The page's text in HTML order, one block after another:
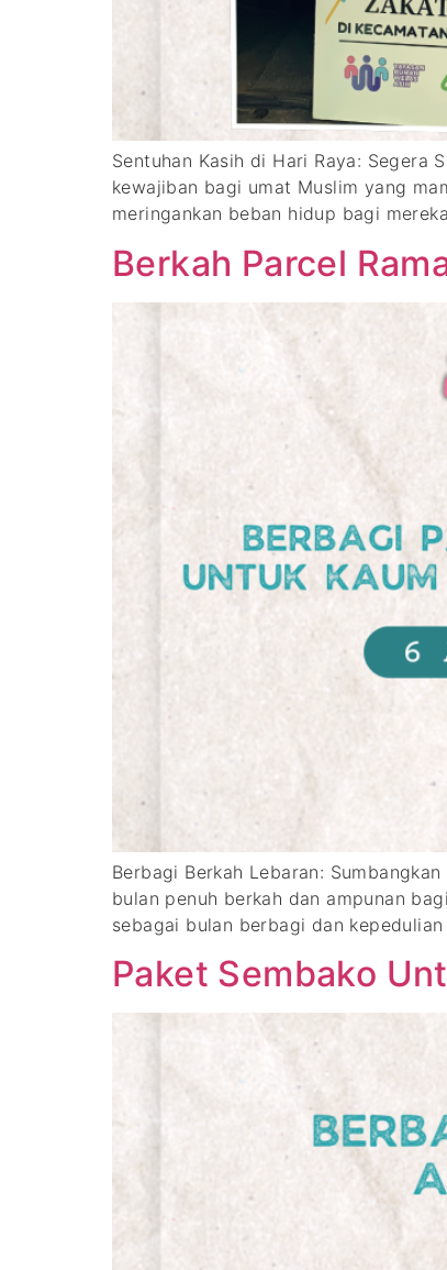
Sentuhan Kasih di Hari Raya: Segera
kewajiban bagi umat Muslim yang
meringankan beban hidup bagi
Berkah Parcel
Berbagi Berkah Lebaran:
bulan penuh berkah dan ampunan
sebagai bulan berbagi dan
Paket Sembako